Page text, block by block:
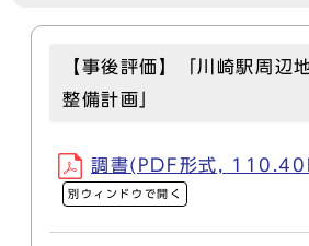
【事後評価】「川崎駅周
整備計画」
調書(PDF形式,
別ウィンドウで開く